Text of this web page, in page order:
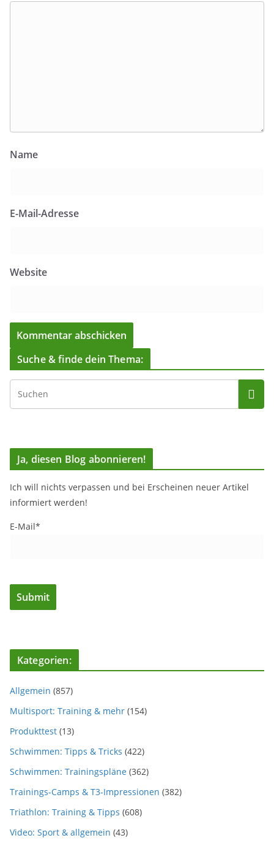
Name
E-Mail-Adresse
Website
Suche & finde dein Thema:
Ja, diesen Blog abonnieren!
Ich will nichts verpassen und bei Erscheinen neuer Artikel
informiert werden!
E-Mail*
Kategorien:
Allgemein (857)
Multisport: Training & mehr (154)
Produkttest (13)
Schwimmen: Tipps & Tricks (422)
Schwimmen: Trainingspläne (362)
Trainings-Camps & T3-Impressionen (382)
Triathlon: Training & Tipps (608)
Video: Sport & allgemein (43)